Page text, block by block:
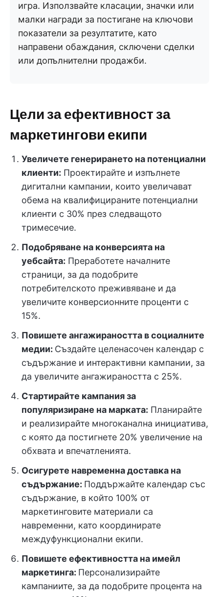
игра. Използвайте класации, значки или
малки награди за постигане на ключови
показатели за резултатите, като
направени обаждания, сключени сделки
или допълнителни продажби.
Цели за ефективност за
маркетингови екипи
Увеличете генерирането на потенциални
клиенти: Проектирайте и изпълнете
дигитални кампании, които увеличават
обема на квалифицираните потенциални
клиенти с 30% през следващото
тримесечие.
Подобряване на конверсията на
уебсайта: Преработете началните
страници, за да подобрите
потребителското преживяване и да
увеличите конверсионните проценти с
15%.
Повишете ангажираността в социалните
медии: Създайте целенасочен календар с
съдържание и интерактивни кампании, за
да увеличите ангажираността с 25%.
Стартирайте кампания за
популяризиране на марката: Планирайте
и реализирайте многоканална инициатива,
с която да постигнете 20% увеличение на
обхвата и впечатленията.
Осигурете навременна доставка на
съдържание: Поддържайте календар със
съдържание, в който 100% от
маркетинговите материали са
навременни, като координирате
междуфункционални екипи.
Повишете ефективността на имейл
маркетинга: Персонализирайте
кампаниите, за да подобрите процента на